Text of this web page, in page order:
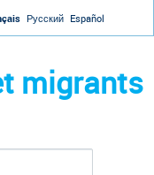
Русский Español
migrants